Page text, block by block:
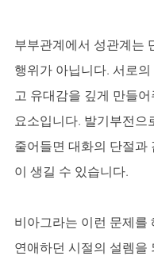
부부관계에서 성관계는
행위가 아닙니다. 서로
고 유대감을 깊게 만들
요소입니다. 발기부전으
줄어들면 대화의 단절과
이 생길 수 있습니다.
비아그라는 이런 문제를
연애하던 시절의 설렘을